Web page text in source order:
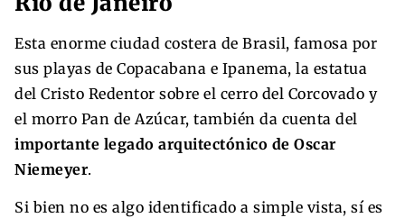
Esta enorme ciudad costera de Brasil, famosa por
sus playas de Copacabana e Ipanema, la estatua
del Cristo Redentor sobre el cerro del Corcovado y
el morro Pan de Azúcar, también da cuenta del
importante legado arquitectónico de Oscar
Niemeyer.
Si bien no es algo identificado a simple vista, sí es